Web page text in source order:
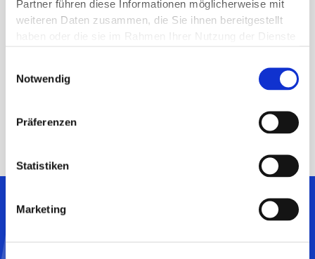
Partner führen diese Informationen möglicherweise mit
weiteren Daten zusammen, die Sie ihnen bereitgestellt
haben oder die sie im Rahmen Ihrer Nutzung der Dienste
Notwendig
Präferenzen
Statistiken
Marketing